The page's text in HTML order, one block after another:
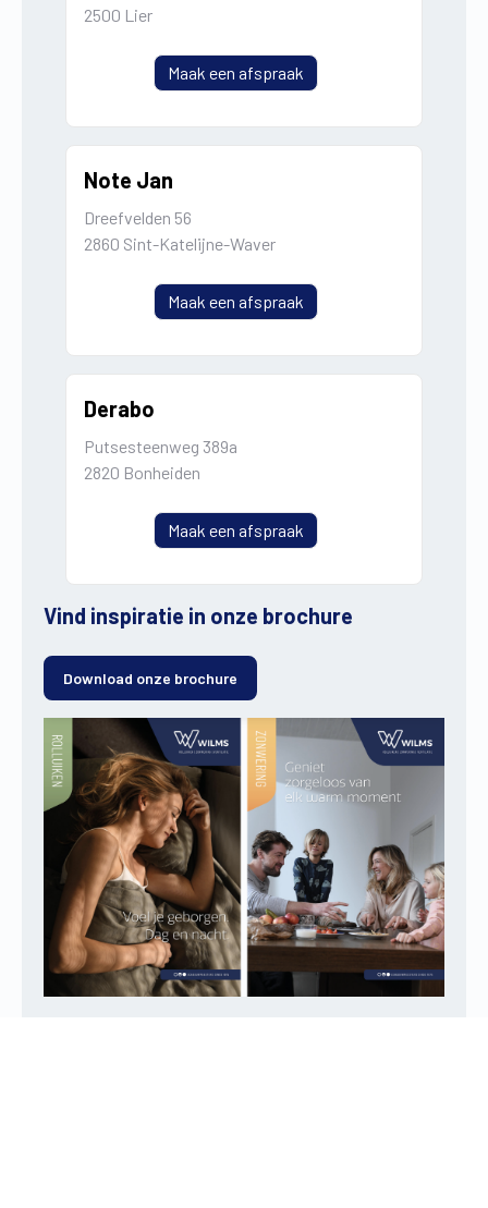
2500 Lier
Maak een afspraak
Note Jan
Dreefvelden 56
2860 Sint-Katelijne-Waver
Maak een afspraak
Derabo
Putsesteenweg 389a
2820 Bonheiden
Maak een afspraak
Vind inspiratie in onze brochure
Download onze brochure